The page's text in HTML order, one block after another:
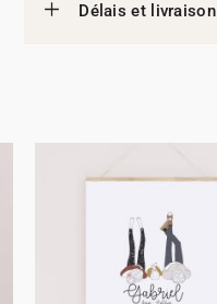
Délais et livraison